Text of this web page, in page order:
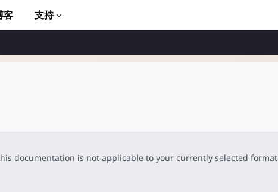
客 支持
documentation is not applicable to your currently selected format